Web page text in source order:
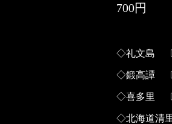
700円
◇礼文島 〔
◇鍛高譚 〔
◇喜多里 〔
◇北海道清